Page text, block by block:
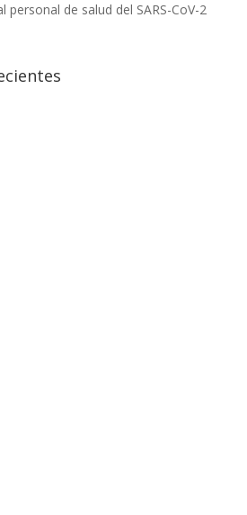
personal de salud del SARS-CoV-2